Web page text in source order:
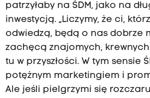
patrzyłaby na ŚDM, jako na
inwestycją. „Liczymy, że ci,
odwiedzą, będą o nas dobrze
zachęcą znajomych,
tu w przyszłości. W tym sensie
potężnym marketingiem i
Ale jeśli pielgrzymi się